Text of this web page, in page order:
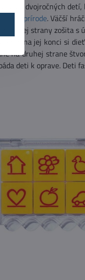
už dvojročných
prírode. Väčší
hornej strany zošita
na jej konci si
na druhej strane
deti k oprave. Deti